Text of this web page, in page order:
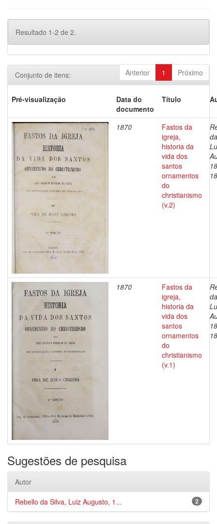
Resultado 1-2 de 2.
Anterior 1 Próximo
Conjunto de itens:
Pré-visualização
Data do
documento
Título
1870
Fastos da
igreja,
historia da
vida dos
santos
ornamentos
do
christianismo
(v.2)
1870
Fastos da
igreja,
historia da
vida dos
santos
ornamentos
do
christianismo
(v.1)
Sugestões de pesquisa
Autor
2
Rebello da Silva, Luiz Augusto, 1...